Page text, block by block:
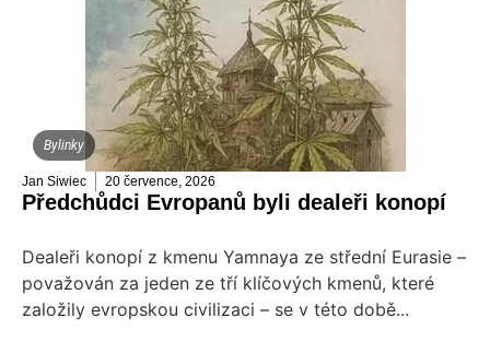
Bylinky
Jan Siwiec 20 července, 2026
Předchůdci Evropanů byli dealeři konopí
Dealeři konopí z kmenu Yamnaya ze střední Eurasie –
považován za jeden ze tří klíčových kmenů, které
založily evropskou civilizaci – se v této době...